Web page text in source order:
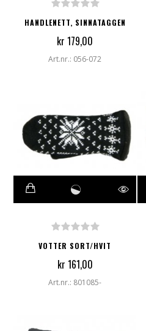
HANDLENETT, SINNATAGGEN
kr 179,00
Art.nr.: 056-072
VOTTER SORT/HVIT
kr 161,00
Art.nr.: 801085-